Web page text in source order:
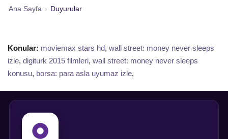
Ana Sayfa › Duyurular
Konular: moviemax stars hd, wall street: money never sleeps
izle, digiturk 2015 filmleri, wall street: money never sleeps
konusu, borsa: para asla uyumaz izle,